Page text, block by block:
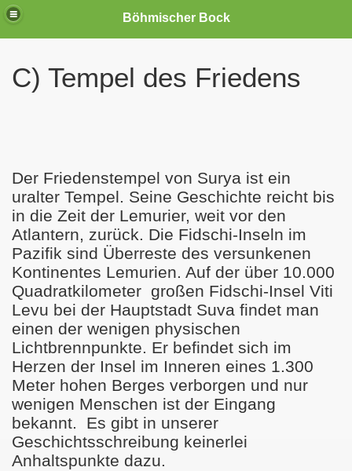
Böhmischer Bock
C) Tempel des Friedens
Der Friedenstempel von Surya ist ein
uralter Tempel. Seine Geschichte reicht bis
in die Zeit der Lemurier, weit vor den
Atlantern, zurück. Die Fidschi-Inseln im
Pazifik sind Überreste des versunkenen
Kontinentes Lemurien. Auf der über 10.000
Quadratkilometer großen Fidschi-Insel Viti
Levu bei der Hauptstadt Suva findet man
einen der wenigen physischen
Lichtbrennpunkte. Er befindet sich im
Herzen der Insel im Inneren eines 1.300
Meter hohen Berges verborgen und nur
wenigen Menschen ist der Eingang
bekannt.
Es gibt in unserer
Geschichtsschreibung keinerlei
Anhaltspunkte dazu.